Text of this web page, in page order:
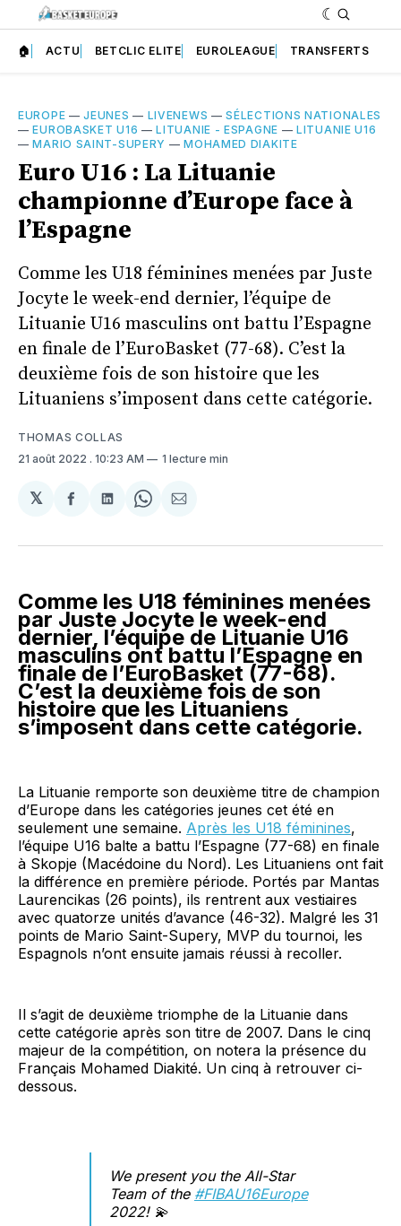
🏠 ACTU BETCLIC ELITE EUROLEAGUE TRANSFERTS
EUROPE —JEUNES — LIVENEWS —SÉLECTIONS NATIONALES
—EUROBASKET U16 —LITUANIE - ESPAGNE —LITUANIE U16
—MARIO SAINT-SUPERY —MOHAMED DIAKITE
Euro U16 : La Lituanie
championne d’Europe face à
l’Espagne
Comme les U18 féminines menées par Juste
Jocyte le week-end dernier, l’équipe de
Lituanie U16 masculins ont battu l’Espagne
en finale de l’EuroBasket (77-68). C’est la
deuxième fois de son histoire que les
Lituaniens s’imposent dans cette catégorie.
THOMAS COLLAS
21 août 2022 . 10:23 AM 1 lecture min
𝕏
Partager
Facebook
Partager
LinkedIn
Share
WhatsApp
Partager
Courriel
Comme les U18 féminines menées
par Juste Jocyte le week-end
dernier, l’équipe de Lituanie U16
masculins ont battu l’Espagne en
finale de l’EuroBasket (77-68).
C’est la deuxième fois de son
histoire que les Lituaniens
s’imposent dans cette catégorie.
La Lituanie remporte son deuxième titre de champion
d’Europe dans les catégories jeunes cet été en
seulement une semaine. Après les U18 féminines,
l’équipe U16 balte a battu l’Espagne (77-68) en finale
à Skopje (Macédoine du Nord). Les Lituaniens ont fait
la différence en première période. Portés par Mantas
Laurencikas (26 points), ils rentrent aux vestiaires
avec quatorze unités d’avance (46-32). Malgré les 31
points de Mario Saint-Supery, MVP du tournoi, les
Espagnols n’ont ensuite jamais réussi à recoller.
Il s’agit de deuxième triomphe de la Lituanie dans
cette catégorie après son titre de 2007. Dans le cinq
majeur de la compétition, on notera la présence du
Français Mohamed Diakité. Un cinq à retrouver ci-
dessous.
We present you the All-Star
Team of the #FIBAU16Europe
2022! 💫